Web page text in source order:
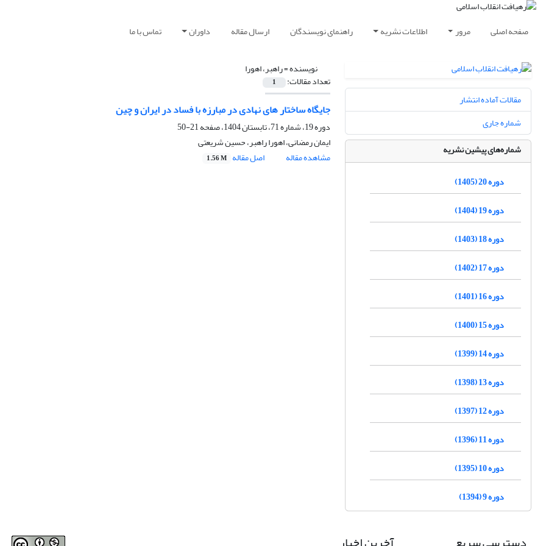
صفحه اصلی مرور اطلاعات نشریه راهنمای نویسندگان ارسال مقاله داوران تماس با ما
نویسنده =راهبر، اهورا
تعداد مقالات: 1
جایگاه ساختار های نهادی در مبارزه با فساد در ایران و چین
دوره 19، شماره 71، تابستان 1404، صفحه
21-50
ایمان رمضانی، اهورا راهبر، حسین شریعتی
مشاهده مقاله
اصل مقاله 1.56 M
مقالات آماده انتشار
شماره جاری
شماره‌های پیشین نشریه
دوره 20 (1405)
دوره 19 (1404)
دوره 18 (1403)
دوره 17 (1402)
دوره 16 (1401)
دوره 15 (1400)
دوره 14 (1399)
دوره 13 (1398)
دوره 12 (1397)
دوره 11 (1396)
دوره 10 (1395)
دوره 9 (1394)